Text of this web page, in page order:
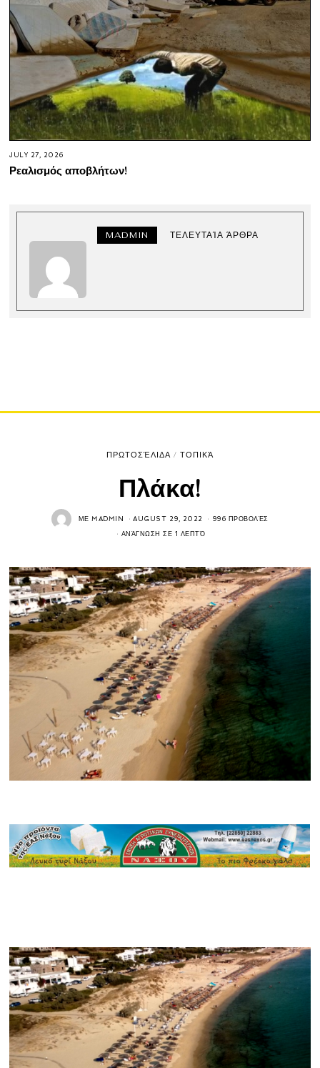
JULY 27, 2026
Ρεαλισμός αποβλήτων!
MADMIN ΤΕΛΕΥΤΑΊΑ ΆΡΘΡΑ
ΠΡΩΤΟΣΈΛΙΔΑ / ΤΟΠΙΚΆ
Πλάκα!
ΜΕMADMIN AUGUST 29, 2022 996 ΠΡΟΒΟΛΈΣ
ΑΝΆΓΝΩΣΗ ΣΕ 1 ΛΕΠΤΌ